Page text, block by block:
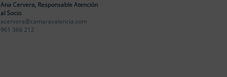
Ana Cervera, Responsable Atención
al Socio
acervera@camaravalencia.com
961 366 212